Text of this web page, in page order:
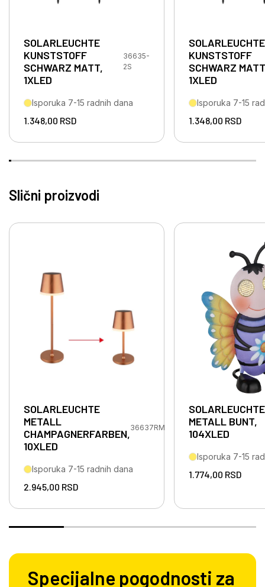
SOLARLEUCHTE
KUNSTSTOFF
SCHWARZ MATT,
1XLED
36635-
2S
Isporuka 7-15 radnih dana
1.348,00 RSD
SOLARLEUCHTE
KUNSTSTOFF
SCHWARZ
1XLED
Isporuka 7-15
1.348,00 RSD
Slični proizvodi
SOLARLEUCHTE
METALL
CHAMPAGNERFARBEN,
10XLED
36637RM
Isporuka 7-15 radnih dana
2.945,00 RSD
SOLARLEUCHTE
METALL BUNT,
104XLED
Isporuka 7-15
1.774,00 RSD
Specijalne pogodnosti za